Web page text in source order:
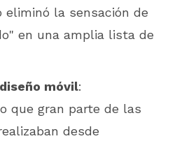
eliminó la sensación de
en una amplia lista de
móvil:
que gran parte de las
desde